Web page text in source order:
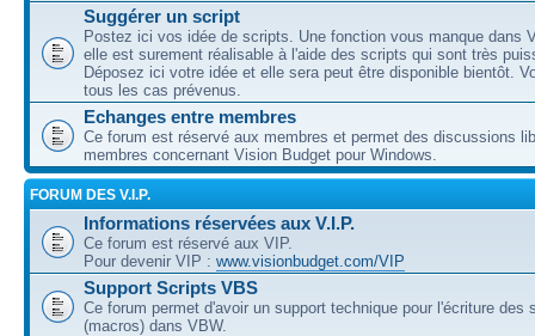
Suggérer un script
Postez ici vos idée de scripts. Une fonction vous manque dans
elle est surement réalisable à l'aide des scripts qui sont très
Déposez ici votre idée et elle sera peut être disponible bientôt.
tous les cas prévenus.
Echanges entre membres
Ce forum est réservé aux membres et permet des discussions
membres concernant Vision Budget pour Windows.
FORUM DES V.I.P.
Informations réservées aux V.I.P.
Ce forum est réservé aux VIP.
Pour devenir VIP : www.visionbudget.com/VIP
Support Scripts VBS
Ce forum permet d'avoir un support technique pour l'écriture des
(macros) dans VBW.